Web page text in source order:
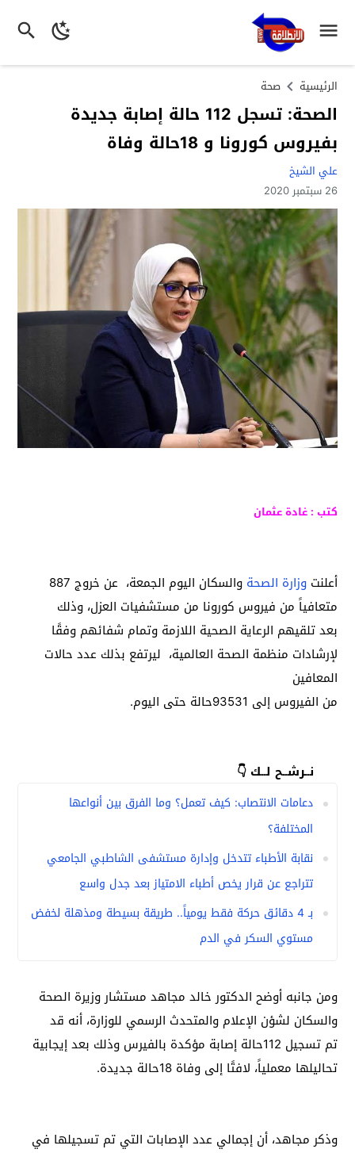
الرئيسية صحة
الصحة: تسجل 112 حالة إصابة جديدة
بفيروس كورونا و 18حالة وفاة
علي الشيخ
26 سبتمبر 2020
كتب : غادة عثمان
أعلنتوزارة الصحة
والسكان اليوم الجمعة، عن خروج 887
متعافياً من فيروس كورونا من مستشفيات العزل، وذلك
بعد تلقيهم الرعاية الصحية اللازمة وتمام شفائهم وفقًا
لإرشادات منظمة الصحة العالمية، ليرتفع بذلك عدد حالات
المعافين
من الفيروس إلى 93531حالة حتى اليوم.
نــرشــح لــك 👇
دعامات الانتصاب: كيف تعمل؟ وما الفرق بين أنواعها
المختلفة؟
نقابة الأطباء تتدخل وإدارة مستشفى الشاطبي الجامعي
تتراجع عن قرار يخص أطباء الامتياز بعد جدل واسع
بـ 4 دقائق حركة فقط يومياً.. طريقة بسيطة ومذهلة لخفض
مستوي السكر في الدم
ومن جانبه أوضح الدكتور خالد مجاهد مستشار وزيرة الصحة
والسكان لشؤن الإعلام والمتحدث الرسمي للوزارة، أنه قد
تم تسجيل 112حالة إصابة مؤكدة بالفيرس وذلك بعد إيجابية
تحاليلها معملياً، لافتًا إلى وفاة 18حالة جديدة.
وذكر مجاهد، أن إجمالي عدد الإصابات التي تم تسجيلها في